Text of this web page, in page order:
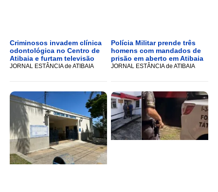
Criminosos invadem clínica
odontológica no Centro de
Atibaia e furtam televisão
JORNAL ESTÂNCIA de ATIBAIA
Polícia Militar prende três
homens com mandados de
prisão em aberto em Atibaia
JORNAL ESTÂNCIA de ATIBAIA